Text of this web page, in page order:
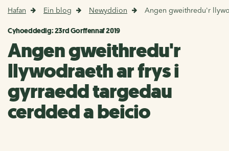
Hafan Ein blog Newyddion Angen gweithredu'r
Cyhoeddedig: 23rd Gorffennaf 2019
Angen gweithredu'r
llywodraeth ar frys i
gyrraedd targedau
cerdded a beicio